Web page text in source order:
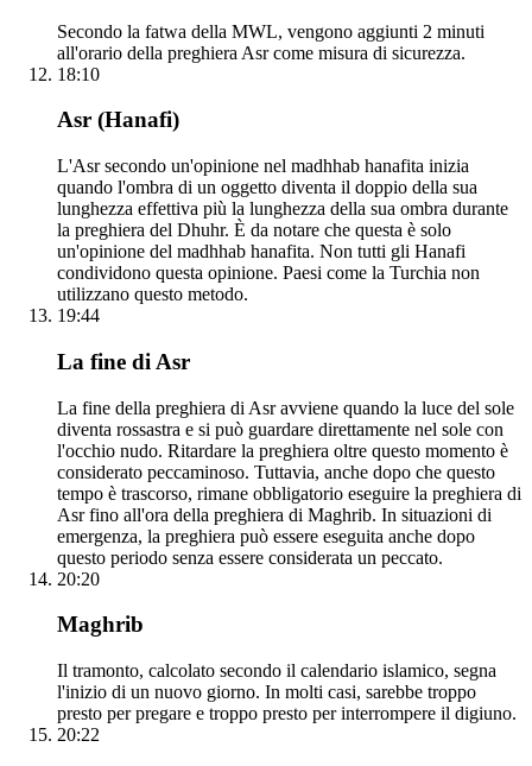
Secondo la fatwa della MWL, vengono aggiunti 2 minuti
all'orario della preghiera Asr come misura di sicurezza.
18:10
Asr (Hanafi)
L'Asr secondo un'opinione nel madhhab hanafita inizia
quando l'ombra di un oggetto diventa il doppio della sua
lunghezza effettiva più la lunghezza della sua ombra durante
la preghiera del Dhuhr. È da notare che questa è solo
un'opinione del madhhab hanafita. Non tutti gli Hanafi
condividono questa opinione. Paesi come la Turchia non
utilizzano questo metodo.
19:44
La fine di Asr
La fine della preghiera di Asr avviene quando la luce del sole
diventa rossastra e si può guardare direttamente nel sole con
l'occhio nudo. Ritardare la preghiera oltre questo momento è
considerato peccaminoso. Tuttavia, anche dopo che questo
tempo è trascorso, rimane obbligatorio eseguire la preghiera di
Asr fino all'ora della preghiera di Maghrib. In situazioni di
emergenza, la preghiera può essere eseguita anche dopo
questo periodo senza essere considerata un peccato.
20:20
Maghrib
Il tramonto, calcolato secondo il calendario islamico, segna
l'inizio di un nuovo giorno. In molti casi, sarebbe troppo
presto per pregare e troppo presto per interrompere il digiuno.
20:22